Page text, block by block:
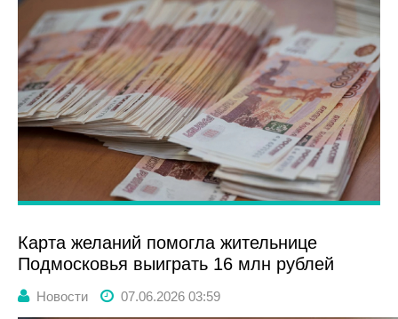
Карта желаний помогла жительнице
Подмосковья выиграть 16 млн рублей
Новости 07.06.2026 03:59